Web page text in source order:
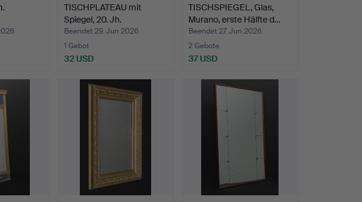
TISCHPLATEAU mit
Spiegel, 20. Jh.
Beendet 29. Jun 2026
1 Gebot
32 USD
TISCHSPIEGEL, Glas,
Murano, erste Hälfte d…
Beendet 27. Jun 2026
2 Gebote
37 USD